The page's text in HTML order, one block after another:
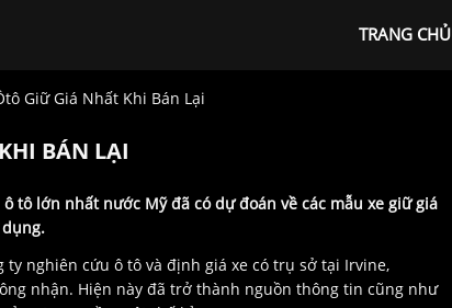
TRANG CHỦ
Giữ Giá Nhất Khi Bán Lại
BÁN LẠI
tô lớn nhất nước Mỹ đã có dự đoán về các mẫu xe giữ giá
ty nghiên cứu ô tô và định giá xe có trụ sở tại Irvine,
nhận. Hiện này đã trở thành nguồn thông tin cũng như